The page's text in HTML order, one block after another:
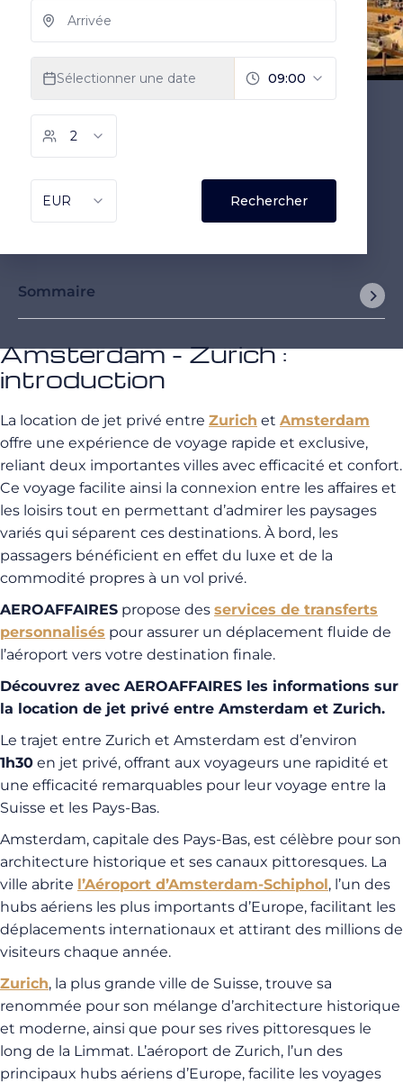
Sommaire
Amsterdam - Zurich :
introduction
La location de jet privé entre Zurich et Amsterdam
offre une expérience de voyage rapide et exclusive,
reliant deux importantes villes avec efficacité et confort.
Ce voyage facilite ainsi la connexion entre les affaires et
les loisirs tout en permettant d’admirer les paysages
variés qui séparent ces destinations. À bord, les
passagers bénéficient en effet du luxe et de la
commodité propres à un vol privé.
AEROAFFAIRES propose des services de transferts
personnalisés pour assurer un déplacement fluide de
l’aéroport vers votre destination finale.
Découvrez avec AEROAFFAIRES les informations sur
la location de jet privé entre Amsterdam et Zurich.
Le trajet entre Zurich et Amsterdam est d’environ
1h30 en jet privé, offrant aux voyageurs une rapidité et
une efficacité remarquables pour leur voyage entre la
Suisse et les Pays-Bas.
Amsterdam, capitale des Pays-Bas, est célèbre pour son
architecture historique et ses canaux pittoresques. La
ville abrite l’Aéroport d’Amsterdam-Schiphol, l’un des
hubs aériens les plus importants d’Europe, facilitant les
déplacements internationaux et attirant des millions de
visiteurs chaque année.
Zurich, la plus grande ville de Suisse, trouve sa
renommée pour son mélange d’architecture historique
et moderne, ainsi que pour ses rives pittoresques le
long de la Limmat. L’aéroport de Zurich, l’un des
principaux hubs aériens d’Europe, facilite les voyages